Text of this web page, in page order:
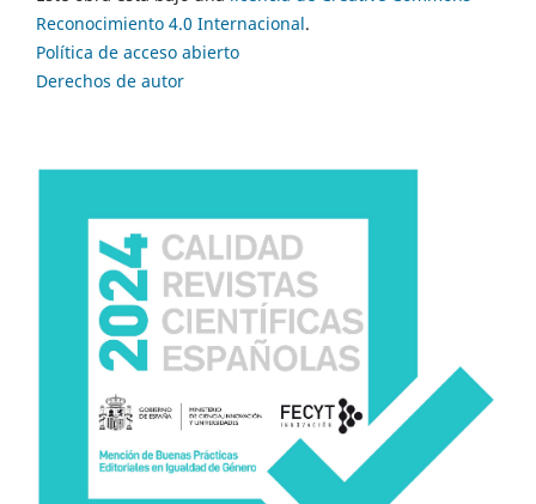
Reconocimiento 4.0 Internacional.
Política de acceso abierto
Derechos de autor